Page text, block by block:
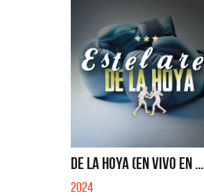
DE LA HOYA (EN VIVO EN ...
2024